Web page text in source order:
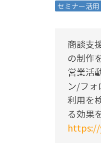
セミナー活用
商談支
の制作
営業活
ン/フ
利用を
る効果
https://